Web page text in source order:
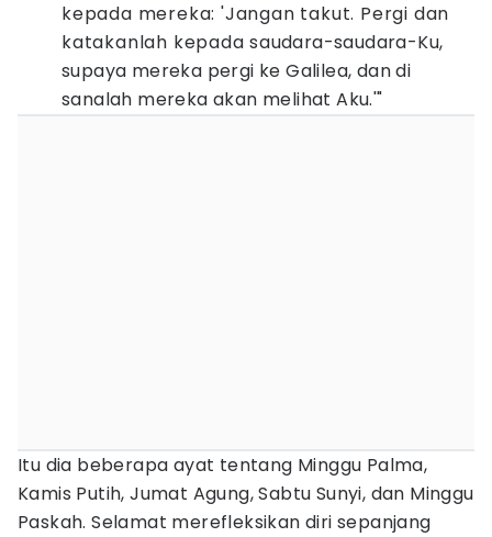
kepada mereka: 'Jangan takut. Pergi dan
katakanlah kepada saudara-saudara-Ku,
supaya mereka pergi ke Galilea, dan di
sanalah mereka akan melihat Aku.'"
Itu dia beberapa ayat tentang Minggu Palma,
Kamis Putih, Jumat Agung, Sabtu Sunyi, dan Minggu
Paskah. Selamat merefleksikan diri sepanjang